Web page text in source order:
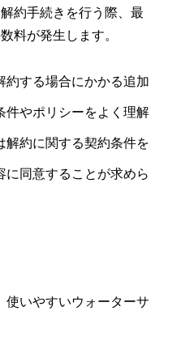
解約手続きを行う際、最
料が発生します。
約する場合にかかる追加
件やポリシーをよく理解
解約に関する契約条件を
に同意することが求めら
使いやすいウォーターサ